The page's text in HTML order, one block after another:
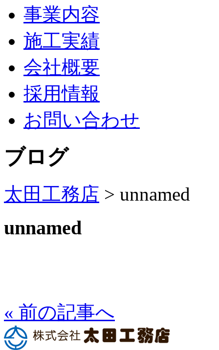
事業内容
施工実績
会社概要
採用情報
お問い合わせ
ブログ
太田工務店 > unnamed
unnamed
« 前の記事へ